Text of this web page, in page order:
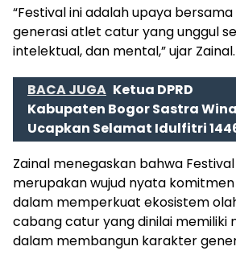
“Festival ini adalah upaya
generasi atlet catur yang unggul
intelektual, dan mental,” ujar Zainal.
BACA JUGA Ketua DPRD
Kabupaten Bogor Sastra
Ucapkan Selamat Idulfitri
Zainal menegaskan bahwa
merupakan wujud nyata
dalam memperkuat ekosistem
cabang catur yang dinilai memiliki
dalam membangun karakter